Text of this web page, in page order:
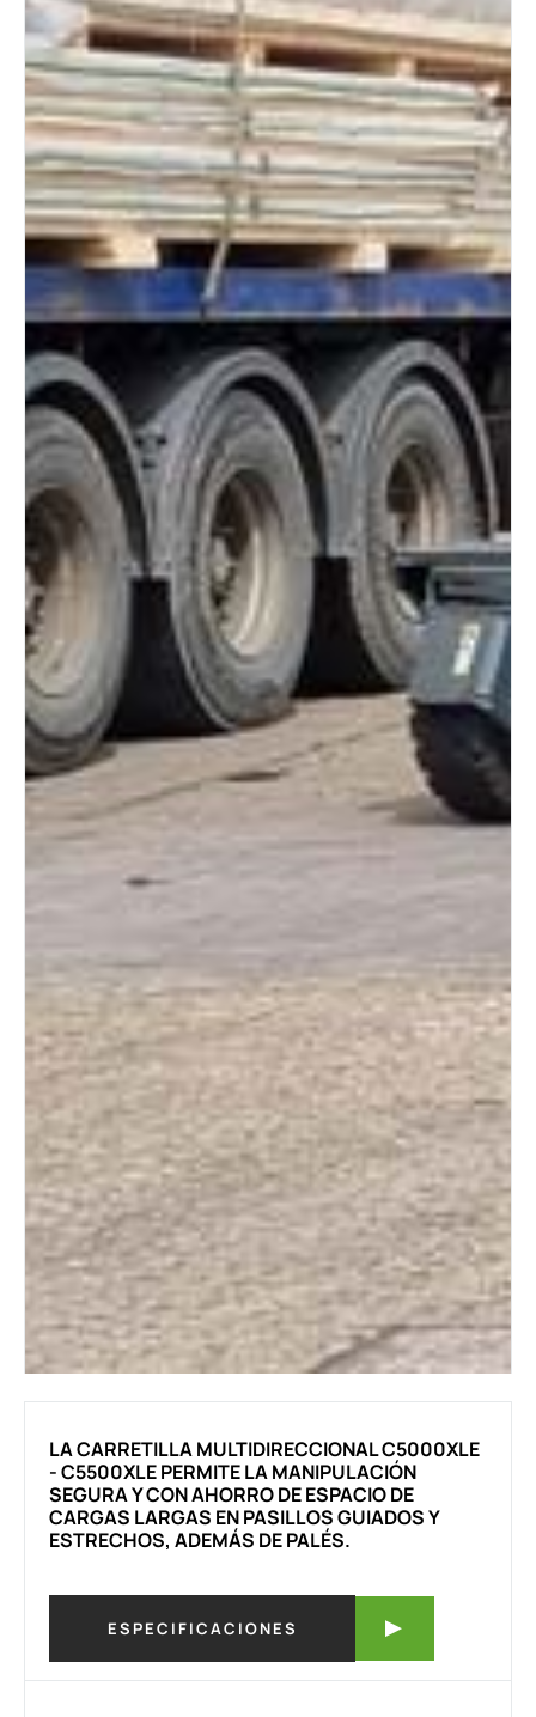
LA CARRETILLA MULTIDIRECCIONAL C5000XLE
- C5500XLE PERMITE LA MANIPULACIÓN
SEGURA Y CON AHORRO DE ESPACIO DE
CARGAS LARGAS EN PASILLOS GUIADOS Y
ESTRECHOS, ADEMÁS DE PALÉS.
ESPECIFICACIONES